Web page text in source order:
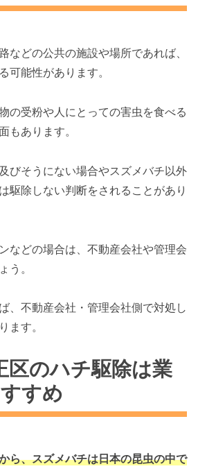
などの公共の施設や場所であれば、
可能性があります。
の受粉や人にとっての害虫を食べる
もあります。
びそうにない場合やスズメバチ以外
駆除しない判断をされることがあり
などの場合は、不動産会社や管理会
う。
、不動産会社・管理会社側で対処し
ます。
区のハチ駆除は業
すめ
ら、スズメバチは日本の昆虫の中で